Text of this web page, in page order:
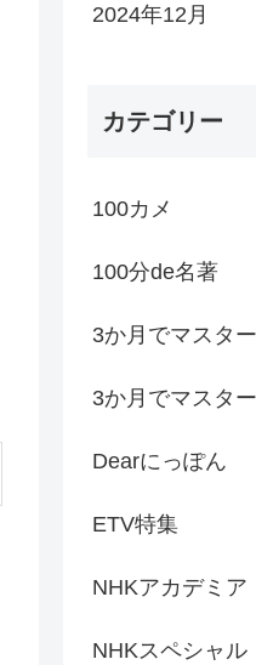
2024年12月
カテゴリー
100カメ
100分de名著
3か月でマスタ
3か月でマスタ
Dearにっぽん
ETV特集
NHKアカデミア
NHKスペシャル